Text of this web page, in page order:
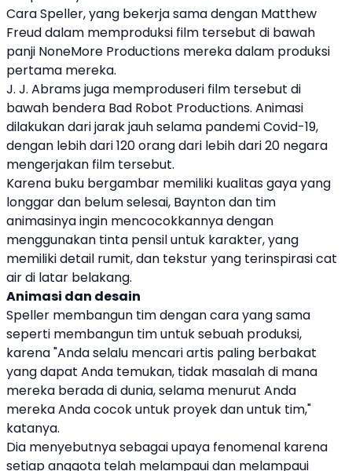
Cara Speller, yang bekerja sama dengan Matthew
Freud dalam memproduksi film tersebut di bawah
panji NoneMore Productions mereka dalam produksi
pertama mereka.
J. J. Abrams juga memproduseri film tersebut di
bawah bendera Bad Robot Productions. Animasi
dilakukan dari jarak jauh selama pandemi Covid-19,
dengan lebih dari 120 orang dari lebih dari 20 negara
mengerjakan film tersebut.
Karena buku bergambar memiliki kualitas gaya yang
longgar dan belum selesai, Baynton dan tim
animasinya ingin mencocokkannya dengan
menggunakan tinta pensil untuk karakter, yang
memiliki detail rumit, dan tekstur yang terinspirasi cat
air di latar belakang.
Animasi dan desain
Speller membangun tim dengan cara yang sama
seperti membangun tim untuk sebuah produksi,
karena "Anda selalu mencari artis paling berbakat
yang dapat Anda temukan, tidak masalah di mana
mereka berada di dunia, selama menurut Anda
mereka Anda cocok untuk proyek dan untuk tim,"
katanya.
Dia menyebutnya sebagai upaya fenomenal karena
setiap anggota telah melampaui dan melampaui